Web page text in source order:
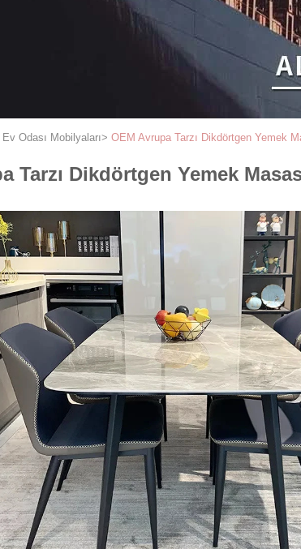
Ev Odası Mobilyaları> OEM Avrupa Tarzı Dikdörtgen Yemek
Tarzı Dikdörtgen Yemek